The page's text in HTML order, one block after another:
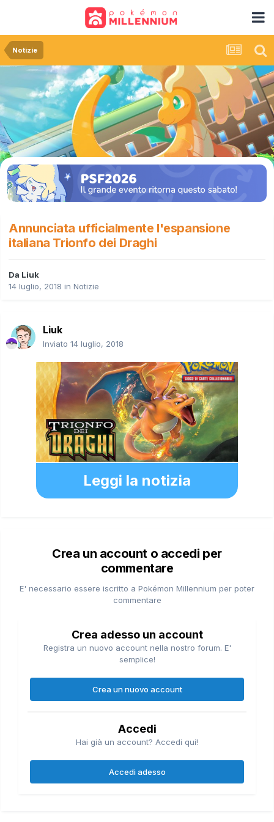
Notizie
Annunciata ufficialmente l'espansione
italiana Trionfo dei Draghi
Da Liuk
14 luglio, 2018 in Notizie
Liuk
Inviato 14 luglio, 2018
Leggi la notizia
Crea un account o accedi per
commentare
E' necessario essere iscritto a Pokémon Millennium per poter
commentare
Crea adesso un account
Registra un nuovo account nella nostro forum. E'
semplice!
Crea un nuovo account
Accedi
Hai già un account? Accedi qui!
Accedi adesso